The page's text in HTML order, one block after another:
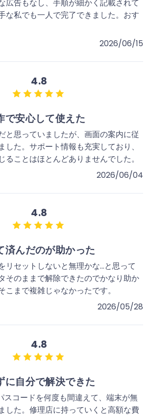
広告もなし、手順が細かく記載されて
な私でも一人で完了できました。おす
2026/06/15
4.8
で安心して使えた
と思っていましたが、画面の案内に従
した。サポート情報も充実しており、
ることはほとんどありませんでした。
2026/06/04
4.8
済んだのが助かった
リセットしないと無理かな…と思って
そのままで解除できたのでかなり助か
こまで複雑じゃなかったです。
2026/05/28
4.8
に自分で解決できた
スコードを何度も間違えて、端末が無
した。修理店に持っていくと高額な費